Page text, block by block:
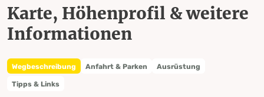
Karte, Höhenprofil & weitere
Informationen
Wegbeschreibung Anfahrt & Parken Ausrüstung
Tipps & Links